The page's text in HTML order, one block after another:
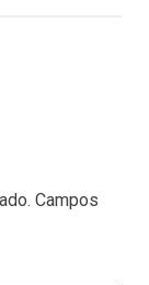
Campos